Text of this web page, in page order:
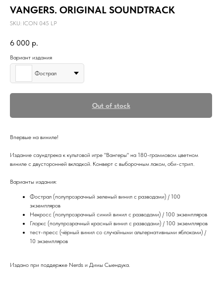
VANGERS. ORIGINAL SOUNDTRACK
SKU: ICON 045 LP
6 000 р.
Вариант издания
Фострал
Out of stock
Впервые на виниле!
Издание саундтрека к культовой игре "Вангеры" на 180-граммовом цветном
виниле с двусторонней вкладкой. Конверт с выборочным лаком, оби-стрип.
Варианты издания:
Фострал (полупрозрачный зеленый винил с разводами) / 100
экземпляров
Некросс (полупрозрачный синий винил с разводами) / 100 экземпляров
Глоркс (полупрозрачный красный винил с разводами) / 100 экземпляров
тест-пресс (чёрный винил со случайными альтернативными яблоками) /
10 экземпляров
Издано при поддержке Nerds и Димы Сыендука.